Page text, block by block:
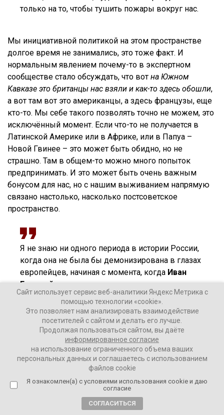
только на то, чтобы тушить пожары вокруг нас.
Мы инициативной политикой на этом пространстве
долгое время не занимались, это тоже факт. И
нормальным явлением почему-то в экспертном
сообществе стало обсуждать, что вот на Южном
Кавказе это британцы нас взяли и как-то здесь обошли,
а вот там вот это американцы, а здесь французы, еще
кто-то. Мы себе такого позволять точно не можем, это
исключённый момент. Если что-то не получается в
Латинской Америке или в Африке, или в Папуа –
Новой Гвинее – это может быть обидно, но не
страшно. Там в общем-то можно много попыток
предпринимать. И это может быть очень важным
бонусом для нас, но с нашим выживанием напрямую
связано настолько, насколько постсоветское
пространство.
Я не знаю ни одного периода в истории России,
когда она не была бы демонизирована в глазах
европейцев, начиная с момента, когда Иван
Грозный
государство.
Вот в момент, когда мы, как в конце 80-х и 90-е,
находимся в состоянии политической импотенции,
военно-политического безумия и абсолютного просто
краха государственности, в этот момент это не
симпатию к нам испытывают. Это злорадство. К нам
относятся, как к больному алкоголику, над которым
можно потешаться, измываться, но не бояться. Что он
Сайт использует сервис веб-аналитики Яндекс Метрика с
помощью технологии «cookie».
Это позволяет нам анализировать взаимодействие
посетителей с сайтом и делать его лучше.
Продолжая пользоваться сайтом, вы даёте
информированное согласие
на использование ограниченного объема ваших
персональных данных и соглашаетесь с использованием
файлов cookie
Я ознакомлен(а) с условиями использования cookie и даю
согласие
СОГЛАСИТЬСЯ